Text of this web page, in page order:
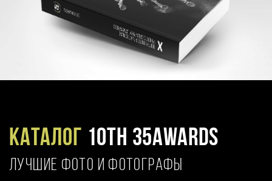
Каталог 10TH 35AWARDS
ЛУЧШИЕ ФОТО И ФОТОГРАФЫ